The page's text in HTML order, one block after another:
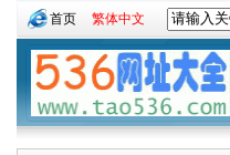
首页 繁体中文